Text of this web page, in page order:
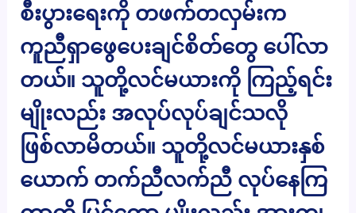
စီးပွားရေးကို တဖက်တလှမ်းက
ကူညီရှာဖွေပေးချင်စိတ်တွေ ပေါ်လာ
တယ်။ သူတို့လင်မယားကို ကြည့်ရင်း
မျိုးလည်း အလုပ်လုပ်ချင်သလို
ဖြစ်လာမိတယ်။ သူတို့လင်မယားနှစ်
ယောက် တက်ညီလက်ညီ လုပ်နေကြ